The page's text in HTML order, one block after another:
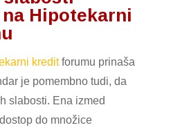
Hipotekarni
kreditforumu prinaša
je pomembno tudi, da
slabosti. Ena izmed
do množice